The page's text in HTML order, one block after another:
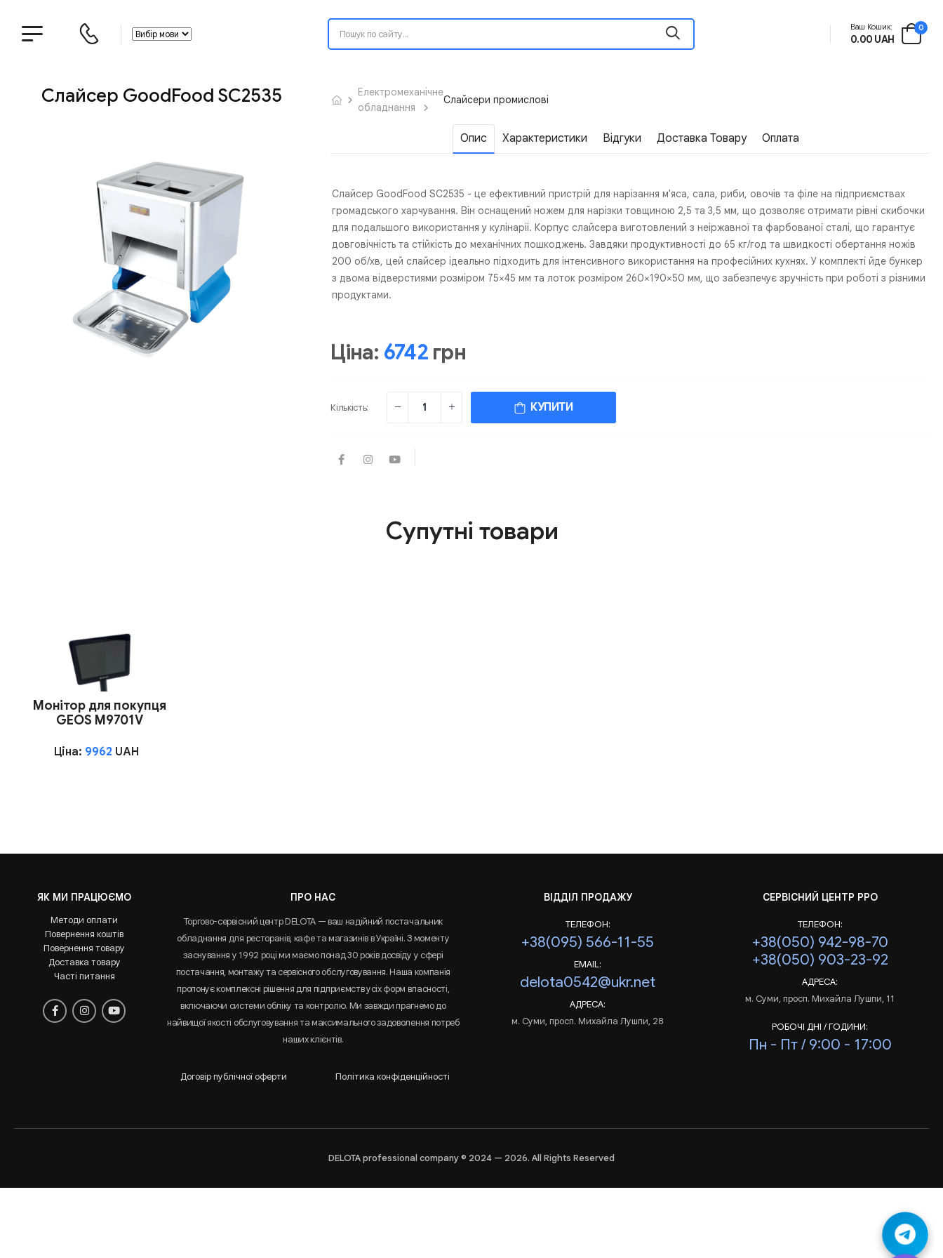
Ваш Кошик:
0.00 UAH
0
Слайсер GoodFood SC2535
Електромеханічне
обладнання
Слайсери промислові
Опис Характеристики Відгуки Доставка Товару Оплата
Слайсер GoodFood SC2535 - це ефективний пристрій для нарізання м'яса, сала, риби, овочів та філе на підприємствах
громадського харчування. Він оснащений ножем для нарізки товщиною 2,5 та 3,5 мм, що дозволяє отримати рівні скибочки
для подальшого використання у кулінарії. Корпус слайсера виготовлений з неіржавної та фарбованої сталі, що гарантує
довговічність та стійкість до механічних пошкоджень. Завдяки продуктивності до 65 кг/год та швидкості обертання ножів
200 об/хв, цей слайсер ідеально підходить для інтенсивного використання на професійних кухнях. У комплекті йде бункер
з двома відверстиями розміром 75×45 мм та лоток розміром 260×190×50 мм, що забезпечує зручність при роботі з різними
продуктами.
Ціна: 6742грн
Кількість: КУПИТИ
Супутні товари
Монітор для покупця
GEOS M9701V
Ціна: 9962 UAH
ЯК МИ ПРАЦЮЄМО
Методи оплати
Повернення коштів
Повернення товару
Доставка товару
Часті питання
ПРО НАС
Торгово-сервісний центр DELOTA — ваш надійний постачальник
обладнання для ресторанів, кафе та магазинів в Україні. З моменту
заснування у 1992 році ми маємо понад 30 років досвіду у сфері
постачання, монтажу та сервісного обслуговування. Наша компанія
пропонує комплексні рішення для підприємств усіх форм власності,
включаючи системи обліку та контролю. Ми завжди прагнемо до
найвищої якості обслуговування та максимального задоволення потреб
наших клієнтів.
Договір публічної оферти Політика конфіденційності
ВІДДІЛ ПРОДАЖУ
ТЕЛЕФОН:
+38(095) 566-11-55
EMAIL:
delota0542@ukr.net
АДРЕСА:
м. Суми, просп. Михайла Лушпи, 28
СЕРВІСНИЙ ЦЕНТР РРО
ТЕЛЕФОН:
+38(050) 942-98-70
+38(050) 903-23-92
АДРЕСА:
м. Суми, просп. Михайла Лушпи, 11
РОБОЧІ ДНІ / ГОДИНИ:
Пн - Пт / 9:00 - 17:00
DELOTA professional company © 2024 — 2026. All Rights Reserved